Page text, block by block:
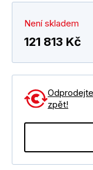
Není skladem
121 813 Kč
zpět!